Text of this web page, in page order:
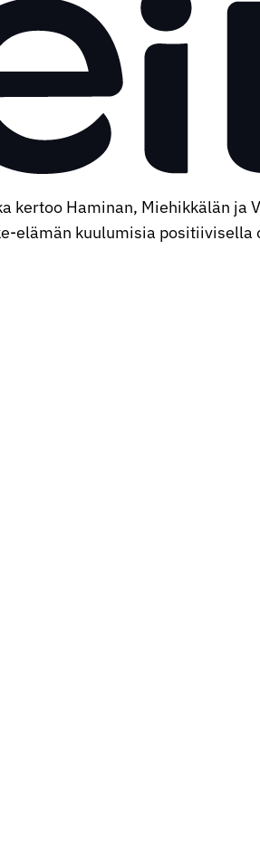
kertoo Haminan, Miehikkälän
elämän kuulumisia